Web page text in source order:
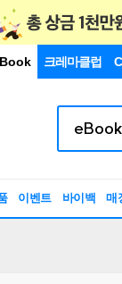
크레마클럽
이벤트 바이백 매